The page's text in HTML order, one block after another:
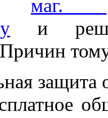
маг.
и
Причин
защита